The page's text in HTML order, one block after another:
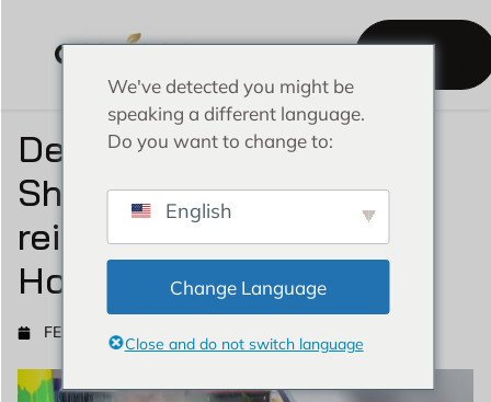
ANGEBOT
Der Spielveränderer der
Shisha: Erleben Sie die
reine, rauchfreie E-
Hookah
FEBRUAR 14, 2025
We've detected you might be
speaking a different language.
Do you want to change to:
English
Change Language
Close and do not switch language